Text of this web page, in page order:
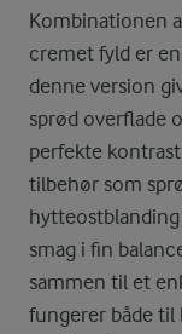
Kombinationen
cremet fyld er en
denne version
sprød overflade
perfekte
tilbehør som
smag i fin
sammen til et
fungerer både til